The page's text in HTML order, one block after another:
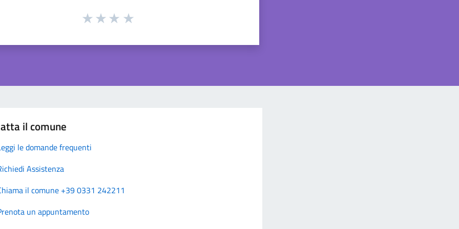
il comune
le domande frequenti
Assistenza
il comune +39 0331 242211
un appuntamento